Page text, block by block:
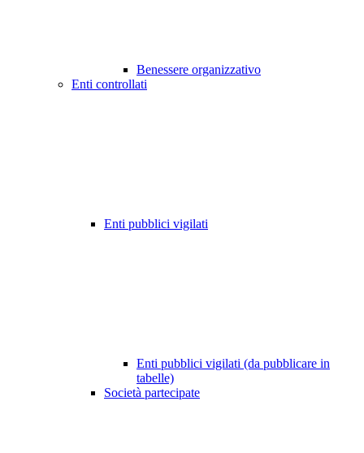
Benessere organizzativo
Enti controllati
Enti pubblici vigilati
Enti pubblici vigilati (da pubblicare in
tabelle)
Società partecipate